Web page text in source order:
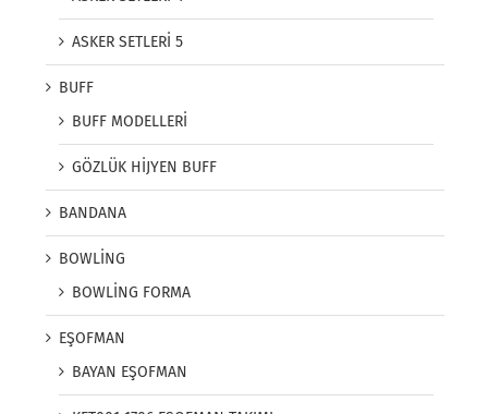
ASKER SETLERİ 5
BUFF
BUFF MODELLERİ
GÖZLÜK HİJYEN BUFF
BANDANA
BOWLİNG
BOWLİNG FORMA
EŞOFMAN
BAYAN EŞOFMAN